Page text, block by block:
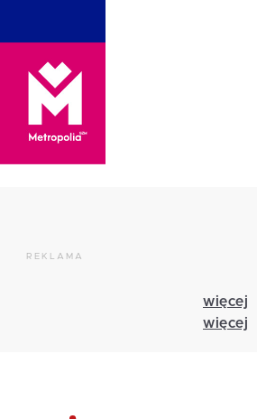
REKLAMA
więcej
więcej